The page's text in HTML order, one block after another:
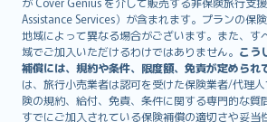
Assistance Services）が含まれます。プランの保
地域によって異なる場合がございます。また、す
域でご加入いただけるわけではありません。 こう
補償には、規約や条件、限度額、免責が定められ
は、旅行小売業者は認可を受けた保険業者/代理
険の規約、給付、免責、条件に関する専門的な質
すでにご加入されている保険補償の適切さや妥当
latviešu
Lietuviškai
Bahasa Melayu
Română
српски